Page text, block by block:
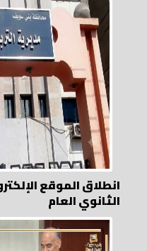
انطلاق الموقع
الثانوي العام